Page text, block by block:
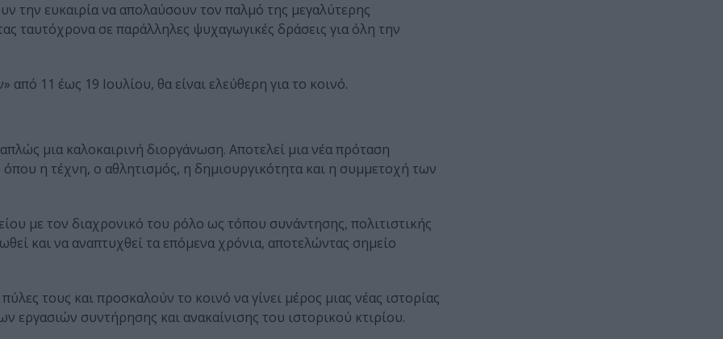
την ευκαιρία να απολαύσουν τον παλμό της μεγαλύτερης
ταυτόχρονα σε παράλληλες ψυχαγωγικές δράσεις για όλη την
11 έως 19 Ιουλίου, θα είναι ελεύθερη για το κοινό.
μια καλοκαιρινή διοργάνωση. Αποτελεί μια νέα πρόταση
η τέχνη, ο αθλητισμός, η δημιουργικότητα και η συμμετοχή των
με τον διαχρονικό του ρόλο ως τόπου συνάντησης, πολιτιστικής
και να αναπτυχθεί τα επόμενα χρόνια, αποτελώντας σημείο
τους και προσκαλούν το κοινό να γίνει μέρος μιας νέας ιστορίας
εργασιών συντήρησης και ανακαίνισης του ιστορικού κτιρίου.